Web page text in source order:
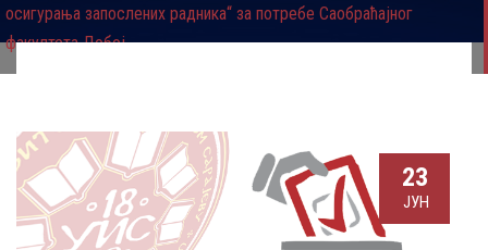
осигурања запослених радника“ за потребе Саобраћајног
факултета Добој
23
ЈУН